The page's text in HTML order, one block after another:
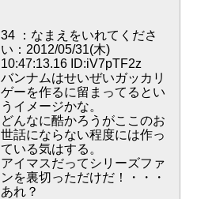
34 ：なまえをいれてくださ
い：2012/05/31(木)
10:47:13.16 ID:iV7pTF2z
バンナムはせいぜいガッカリ
ゲーを作るに留まってるとい
うイメージかな。
どんなに酷かろうがここのお
世話にならない程度には作っ
ている気はする。
アイマスだってシリーズファ
ンを裏切っただけだ！・・・
あれ？